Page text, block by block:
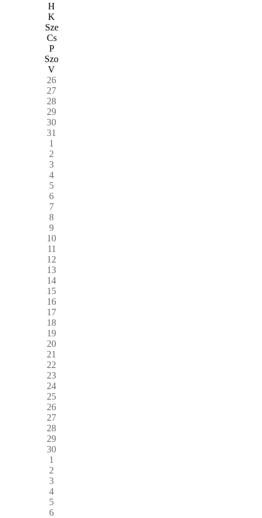
H
K
Sze
Cs
P
Szo
V
26
27
28
29
30
31
1
2
3
4
5
6
7
8
9
10
11
12
13
14
15
16
17
18
19
20
21
22
23
24
25
26
27
28
29
30
1
2
3
4
5
6